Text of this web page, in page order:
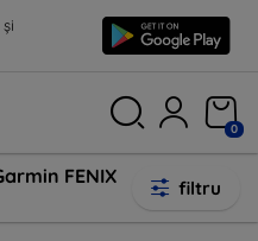
și
0
FENIX
filtru